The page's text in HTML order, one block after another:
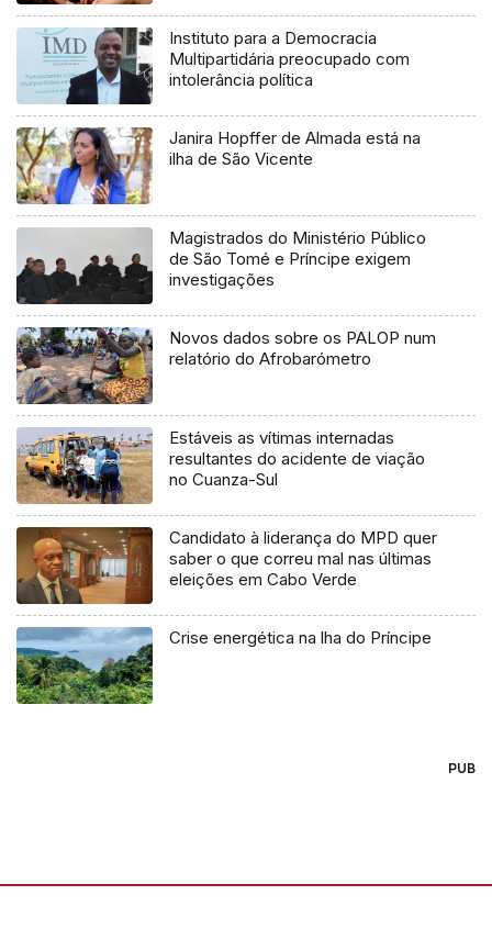
Instituto para a Democracia
Multipartidária preocupado com
intolerância política
Janira Hopffer de Almada está na
ilha de São Vicente
Magistrados do Ministério Público
de São Tomé e Príncipe exigem
investigações
Novos dados sobre os PALOP num
relatório do Afrobarómetro
Estáveis as vítimas internadas
resultantes do acidente de viação
no Cuanza-Sul
Candidato à liderança do MPD quer
saber o que correu mal nas últimas
eleições em Cabo Verde
Crise energética na lha do Príncipe
PUB